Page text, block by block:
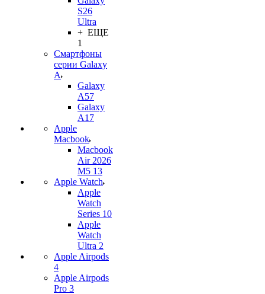
S26
Ultra
+ ЕЩЕ
1
Смартфоны
серии Galaxy
A
Galaxy
A57
Galaxy
A17
Apple
Macbook
Macbook
Air 2026
M5 13
Apple Watch
Apple
Watch
Series 10
Apple
Watch
Ultra 2
Apple Airpods
4
Apple Airpods
Pro 3